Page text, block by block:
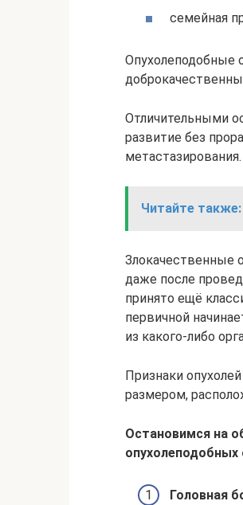
семейная
Опухолеподобные
Отличительными
развитие без
Читайте также:
Злокачественные
даже после
принято ещё
первичной
из какого-либо
Признаки
размером,
Остановимся на
опухолеподобных
Головная